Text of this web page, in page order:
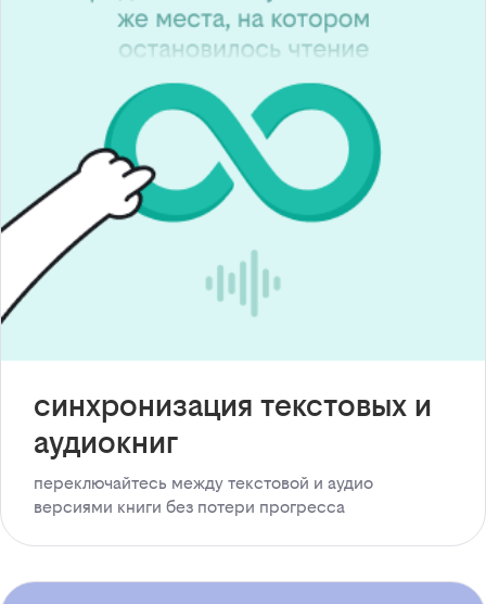
синхронизация текстовых и
аудиокниг
переключайтесь между текстовой и аудио
версиями книги без потери прогресса